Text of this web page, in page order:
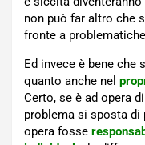
non può far altro che
fronte a
Ed invece è bene che
quanto anche nel
Certo, se è ad opera
problema si sposta
opera fosse